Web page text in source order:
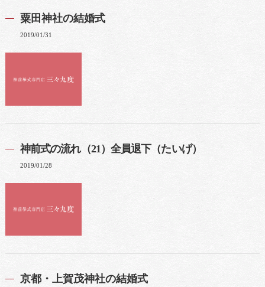
粟田神社の結婚式
2019/01/31
神前式の流れ（21）全員退下（たいげ）
2019/01/28
京都・上賀茂神社の結婚式